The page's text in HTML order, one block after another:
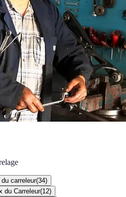
carreleur(34)
du Carreleur(12)